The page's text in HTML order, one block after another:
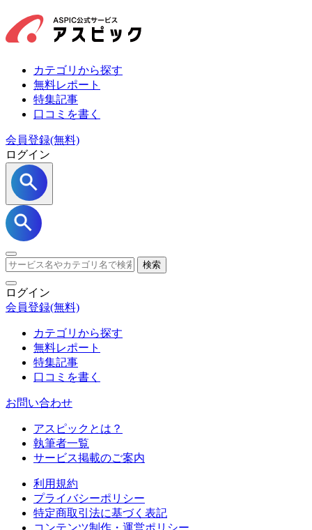
カテゴリから探す
無料レポート
特集記事
口コミを書く
会員登録(無料)
ログイン
検索
ログイン
会員登録(無料)
カテゴリから探す
無料レポート
特集記事
口コミを書く
お問い合わせ
アスピックとは？
執筆者一覧
サービス掲載のご案内
利用規約
プライバシーポリシー
特定商取引法に基づく表記
コンテンツ制作・運営ポリシー